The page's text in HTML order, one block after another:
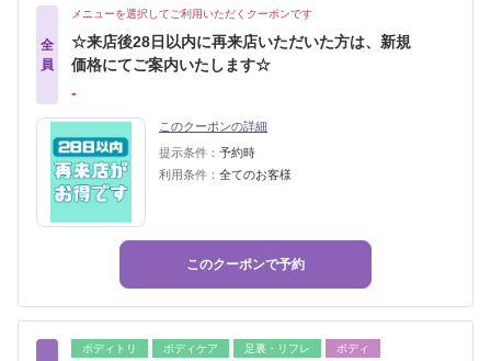
全
員
メニューを選択してご利用いただくクーポンです
☆来店後28日以内に再来店いただいた方は、新規
価格にてご案内いたします☆
‐
このクーポンの詳細
提示条件： 予約時
利用条件： 全てのお客様
このクーポンで予約
ボディトリ ボディケア 足裏・リフレ ボディ